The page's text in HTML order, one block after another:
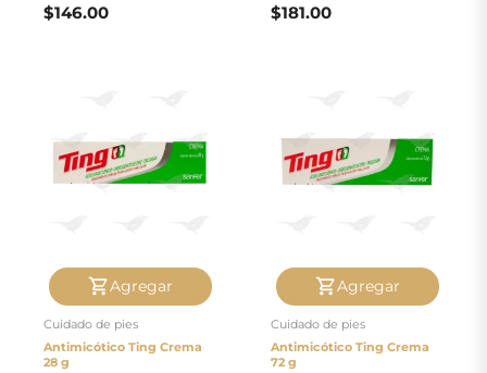
$146.00 $181.00
Agregar
Cuidado de pies
Antimicótico Ting Crema
28 g
Agregar
Cuidado de pies
Antimicótico Ting Crema
72 g